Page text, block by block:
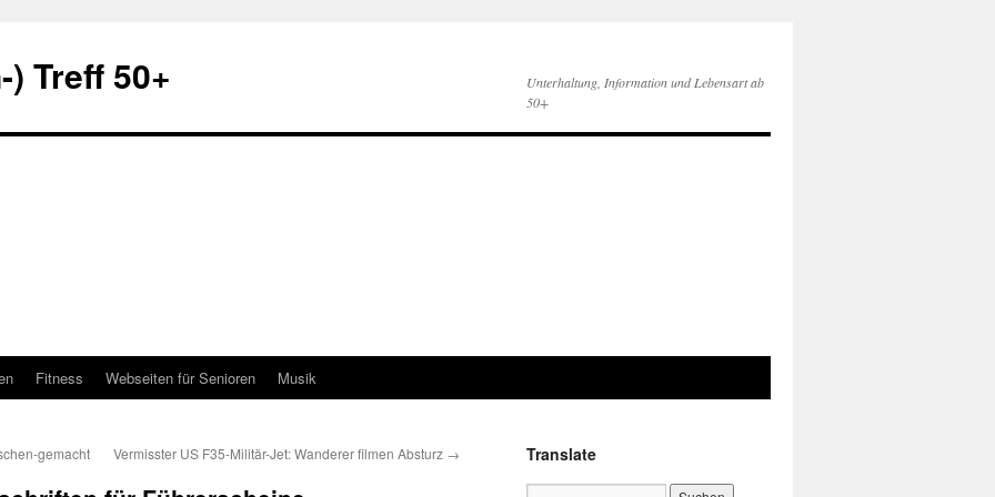
Treff 50+
Unterhaltung, Information und Lebensart ab
50+
Fitness Webseiten für Senioren Musik
gemacht Vermisster US F35-Militär-Jet: Wanderer filmen Absturz → Translate